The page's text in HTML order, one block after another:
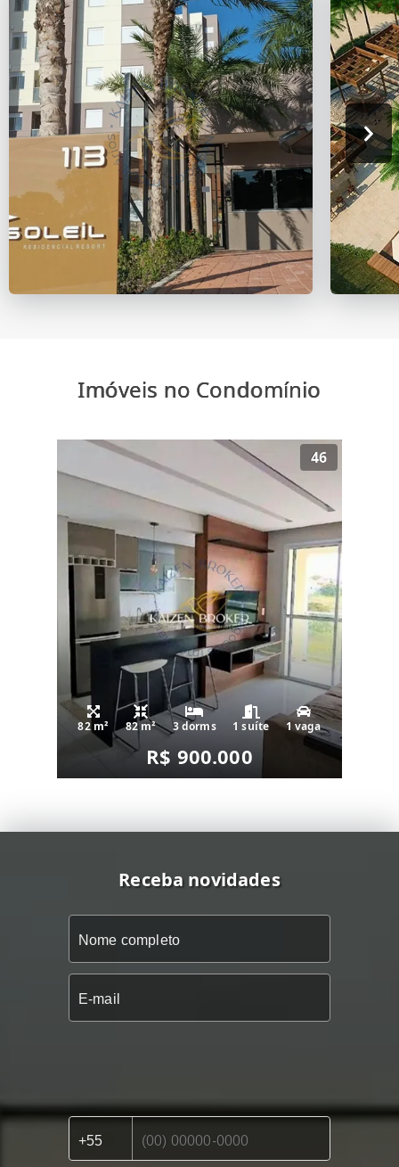
Imóveis no Condomínio
46
82 m² 82 m² 3 dorms 1 suíte 1 vaga
R$ 900.000
Receba novidades